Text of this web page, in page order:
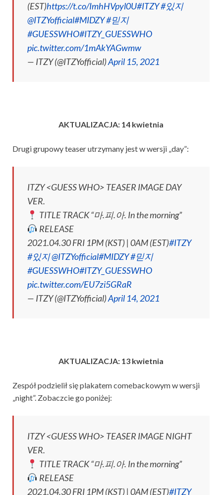
(EST)https://t.co/ImhHVpyl0U#ITZY#있지
@ITZYofficial#MIDZY#믿지
#GUESSWHO#ITZY_GUESSWHO
pic.twitter.com/1mAkYAGwmw
— ITZY (@ITZYofficial)April 15, 2021
AKTUALIZACJA: 14 kwietnia
Drugi grupowy teaser utrzymany jest w wersji „day”:
ITZY <GUESS WHO> TEASER IMAGE DAY
VER.
TITLE TRACK “마.피.아. In the morning”
RELEASE
2021.04.30 FRI 1PM (KST) | 0AM (EST)#ITZY
#있지@ITZYofficial#MIDZY#믿지
#GUESSWHO#ITZY_GUESSWHO
pic.twitter.com/EU7zi5GRaR
— ITZY (@ITZYofficial)April 14, 2021
AKTUALIZACJA: 13 kwietnia
Zespół podzielił się plakatem comebackowym w wersji
„night”. Zobaczcie go poniżej:
ITZY <GUESS WHO> TEASER IMAGE NIGHT
VER.
TITLE TRACK “마.피.아. In the morning”
RELEASE
2021.04.30 FRI 1PM (KST) | 0AM (EST)#ITZY